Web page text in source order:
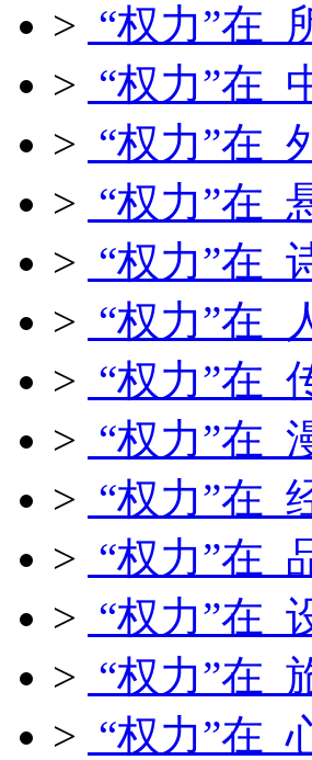
> “权力”在
> “权力”在
> “权力”在
> “权力”在
> “权力”在
> “权力”在
> “权力”在
> “权力”在
> “权力”在
> “权力”在
> “权力”在
> “权力”在
> “权力”在